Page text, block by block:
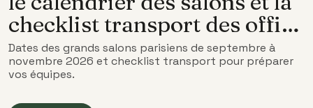
checklist transport des office
managers
Dates des grands salons parisiens de septembre à
novembre 2026 et checklist transport pour préparer
vos équipes.